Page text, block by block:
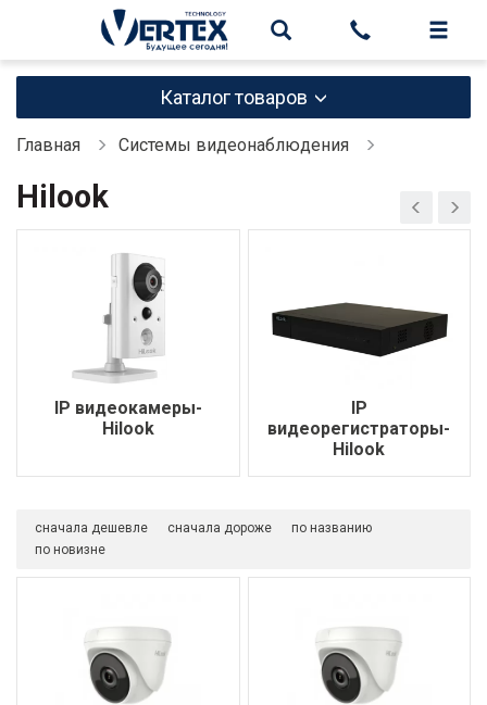
Каталог товаров
Главная Системы видеонаблюдения
Hilook
IP видеокамеры-
Hilook
IP
видеорегистраторы-
Hilook
сначала дешевле сначала дороже
по названию
по новизне